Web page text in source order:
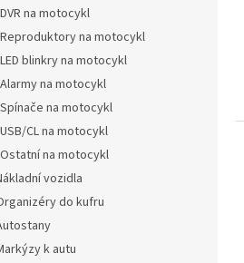
DVR na motocykl
Reproduktory na motocykl
LED blinkry na motocykl
Alarmy na motocykl
Spínače na motocykl
USB/CL na motocykl
Ostatní na motocykl
vozidla
do kufru
k autu